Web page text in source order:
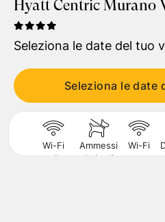
Viaggiatori
1Camera, 2Adulti
Hyatt Centric Murano
Seleziona le date del tuo
Seleziona le date
Wi-Fi
nelle
Ammessi
Animali
Wi-Fi